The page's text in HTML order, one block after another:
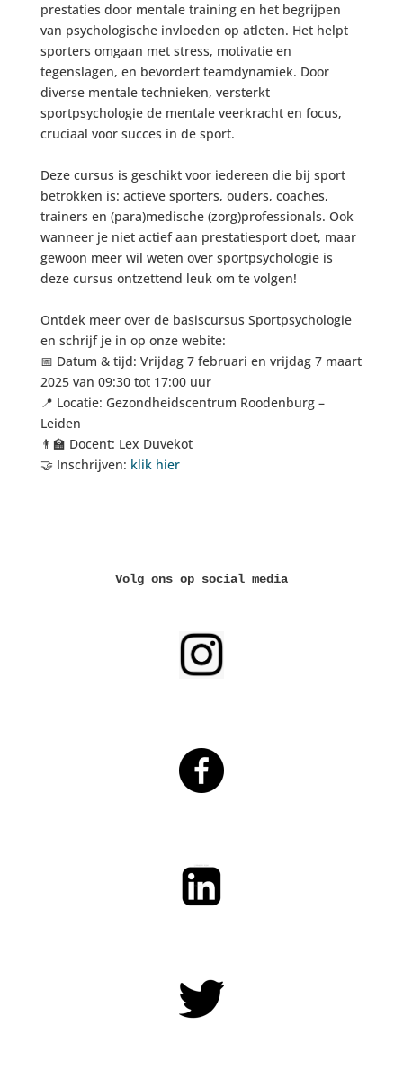
prestaties door mentale training en het begrijpen
van psychologische invloeden op atleten. Het helpt
sporters omgaan met stress, motivatie en
tegenslagen, en bevordert teamdynamiek. Door
diverse mentale technieken, versterkt
sportpsychologie de mentale veerkracht en focus,
cruciaal voor succes in de sport.
Deze cursus is geschikt voor iedereen die bij sport
betrokken is: actieve sporters, ouders, coaches,
trainers en (para)medische (zorg)professionals. Ook
wanneer je niet actief aan prestatiesport doet, maar
gewoon meer wil weten over sportpsychologie is
deze cursus ontzettend leuk om te volgen!
Ontdek meer over de basiscursus Sportpsychologie
en schrijf je in op onze webite:
📅 Datum & tijd: Vrijdag 7 februari en vrijdag 7 maart
2025 van 09:30 tot 17:00 uur
📍 Locatie: Gezondheidscentrum Roodenburg –
Leiden
👨‍🏫 Docent: Lex Duvekot
🤝 Inschrijven: klik hier
Volg ons op social media